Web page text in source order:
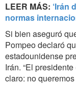
LEER MÁS: ‘Irán
normas
Si bien aseguró
Pompeo declaró
estadounidense
Irán. “El
claro: no